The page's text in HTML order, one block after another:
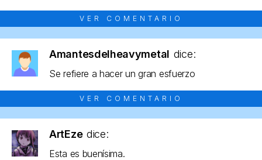
VER COMENTARIO
Amantesdelheavymetal dice:
Se refiere a hacer un gran esfuerzo
VER COMENTARIO
ArtEze dice:
Esta es buenísima.